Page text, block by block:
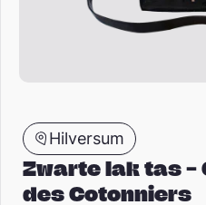
Hilversum
Zwarte lak tas –
des Cotonniers